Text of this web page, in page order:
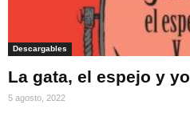
Descargables
La gata, el espejo y yo
5 agosto, 2022